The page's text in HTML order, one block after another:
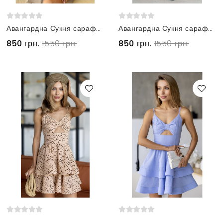
Авангардна Сукня сарафан з льону бежева
850 грн. 1550 грн.
Авангардна Сукня сарафан з льону помаранчева
850 грн. 1550 грн.